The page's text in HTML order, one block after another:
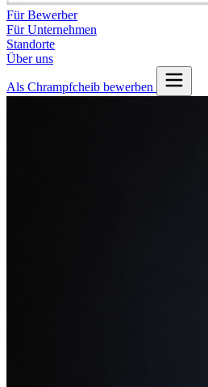
Für Bewerber
Für Unternehmen
Standorte
Über uns
Als Chrampfcheib bewerben